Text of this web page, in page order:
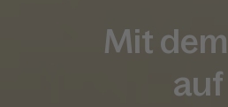
Mit
auf